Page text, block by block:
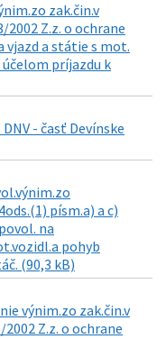
zak.čin.v
2002 Z.z. o ochrane
vjazd a státie s mot.
účelom príjazdu k
DNV - časť Devínske
písm.a) a c)
na
pohyb
(90,3 kB)
výnim.zo zak.čin.v
Z.z. o ochrane